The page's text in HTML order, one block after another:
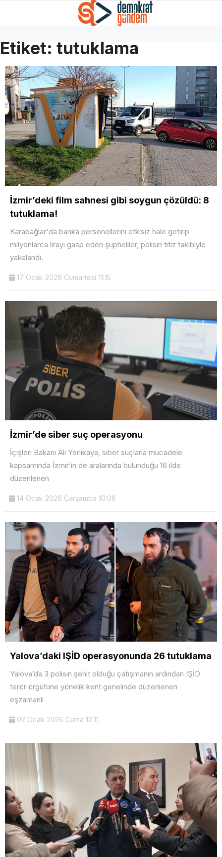
Etiket: tutuklama
İzmir’deki film sahnesi gibi soygun çözüldü: 8
tutuklama!
Karabağlar'da banka personellerini etkisiz hale getirip
milyonlarca lirayı gasp eden şüpheliler, polisin titiz takibiyle
yakalandı.
17 Ocak 2026 Cumartesi 11:15
İzmir’de siber suç operasyonu
İçişleri Bakanı Ali Yerlikaya, siber suçlarla mücadele
kapsamında İzmir’in de aralarında bulunduğu 16 ilde
düzenlenen
14 Ocak 2026 Çarşamba 10:08
Yalova’daki IŞİD operasyonunda 26 tutuklama
Yalova’da 3 polisin şehit olduğu çatışmanın ardından IŞİD
terör örgütüne yönelik kent genelinde düzenlenen
eşzamanlı
02 Ocak 2026 Cuma 12:11